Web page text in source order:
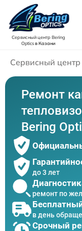
Сервисный центр Bering
Opticsв Казани
Сервисный
Ремонт
Bering
до 3 лет
ремонт по
в день
Срочный